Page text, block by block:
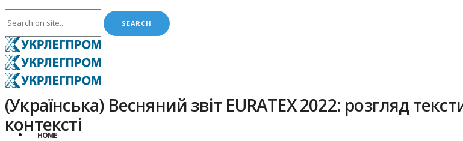
HOME
(Українська) Весняний звіт EURATEX 2022: розгляд
контексті